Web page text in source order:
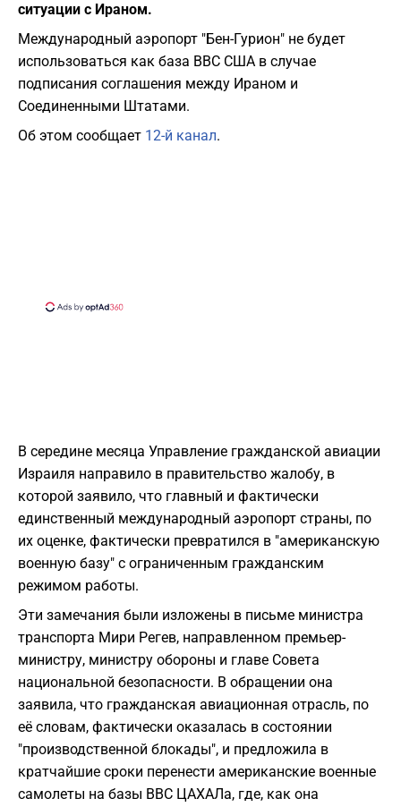
ситуации с Ираном.
Международный аэропорт "Бен-Гурион" не будет
использоваться как база ВВС США в случае
подписания соглашения между Ираном и
Соединенными Штатами.
Об этом сообщает 12-й канал.
В середине месяца Управление гражданской авиации
Израиля направило в правительство жалобу, в
которой заявило, что главный и фактически
единственный международный аэропорт страны, по
их оценке, фактически превратился в "американскую
военную базу" с ограниченным гражданским
режимом работы.
Эти замечания были изложены в письме министра
транспорта Мири Регев, направленном премьер-
министру, министру обороны и главе Совета
национальной безопасности. В обращении она
заявила, что гражданская авиационная отрасль, по
её словам, фактически оказалась в состоянии
"производственной блокады", и предложила в
кратчайшие сроки перенести американские военные
самолеты на базы ВВС ЦАХАЛа, где, как она